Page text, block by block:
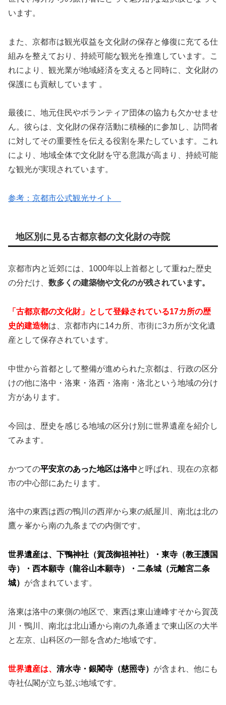
います。
また、京都市は観光収益を文化財の保存と修復に充てる仕
組みを整えており、持続可能な観光を推進しています。こ
れにより、観光業が地域経済を支えると同時に、文化財の
保護にも貢献しています​ ​。
最後に、地元住民やボランティア団体の協力も欠かせませ
ん。彼らは、文化財の保存活動に積極的に参加し、訪問者
に対してその重要性を伝える役割を果たしています。これ
により、地域全体で文化財を守る意識が高まり、持続可能
な観光が実現されています​。
参考：京都市公式観光サイト
地区別に見る古都京都の文化財の寺院
京都市内と近郊には、1000年以上首都として重ねた歴史
の分だけ、 数多くの建築物や文化のが残されています。
「古都京都の文化財」として登録されている17カ所の歴
史的建造物は、京都市内に14カ所、市街に3カ所が文化遺
産として保存されています。
中世から首都として整備が進められた京都は、行政の区分
けの他に洛中・洛東・洛西・洛南・洛北という地域の分け
方があります。
今回は、歴史を感じる地域の区分け別に世界遺産を紹介し
てみます。
かつての平安京のあった地区は洛中と呼ばれ、現在の京都
市の中心部にあたります。
洛中の東西は西の鴨川の西岸から東の紙屋川、南北は北の
鷹ヶ峯から南の九条までの内側です。
世界遺産は、下鴨神社（賀茂御祖神社）・東寺（教王護国
寺）・西本願寺（龍谷山本願寺）・二条城（元離宮二条
城） が含まれています。
洛東は洛中の東側の地区で、東西は東山連峰すそから賀茂
川・鴨川、南北は北山通から南の九条通まで東山区の大半
と左京、山科区の一部を含めた地域です。
世界遺産は、 清水寺・銀閣寺（慈照寺） が含まれ、他にも
寺社仏閣が立ち並ぶ地域です。